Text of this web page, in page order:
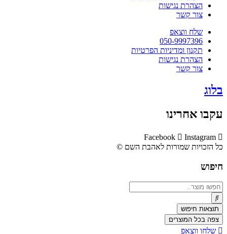
הצהרת נגישות
צור קשר
שלח ווצאפ
050-9997396
תקנון ומדיניות הפרטיות
הצהרת נגישות
צור קשר
בלוג
עקבו אחרינו
Facebook
Instagram
כל הזכויות שמורות לאהבת השם ©​
חיפוש
Search
...
תוצאות חיפוש
צפה בכל המוצרים
שלחו ווצאפ